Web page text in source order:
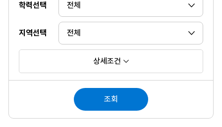
학력선택
지역선택
상세조건
조회